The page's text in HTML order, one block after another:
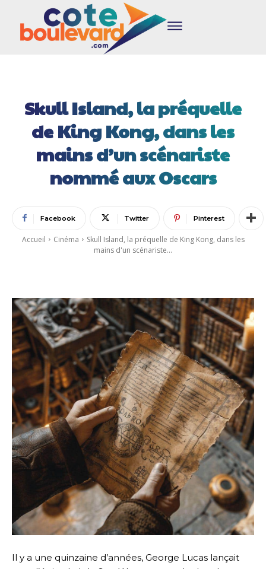
Skull Island, la préquelle
de King Kong, dans les
mains d’un scénariste
nommé aux Oscars
Facebook Twitter Pinterest
Accueil Cinéma
Skull Island, la préquelle de King Kong, dans les
mains d'un scénariste...
Il y a une quinzaine d’années, George Lucas lançait